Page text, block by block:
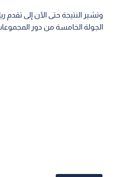
وتشير النتيجة حتى الآن إلى
الجولة الخامسة من دور